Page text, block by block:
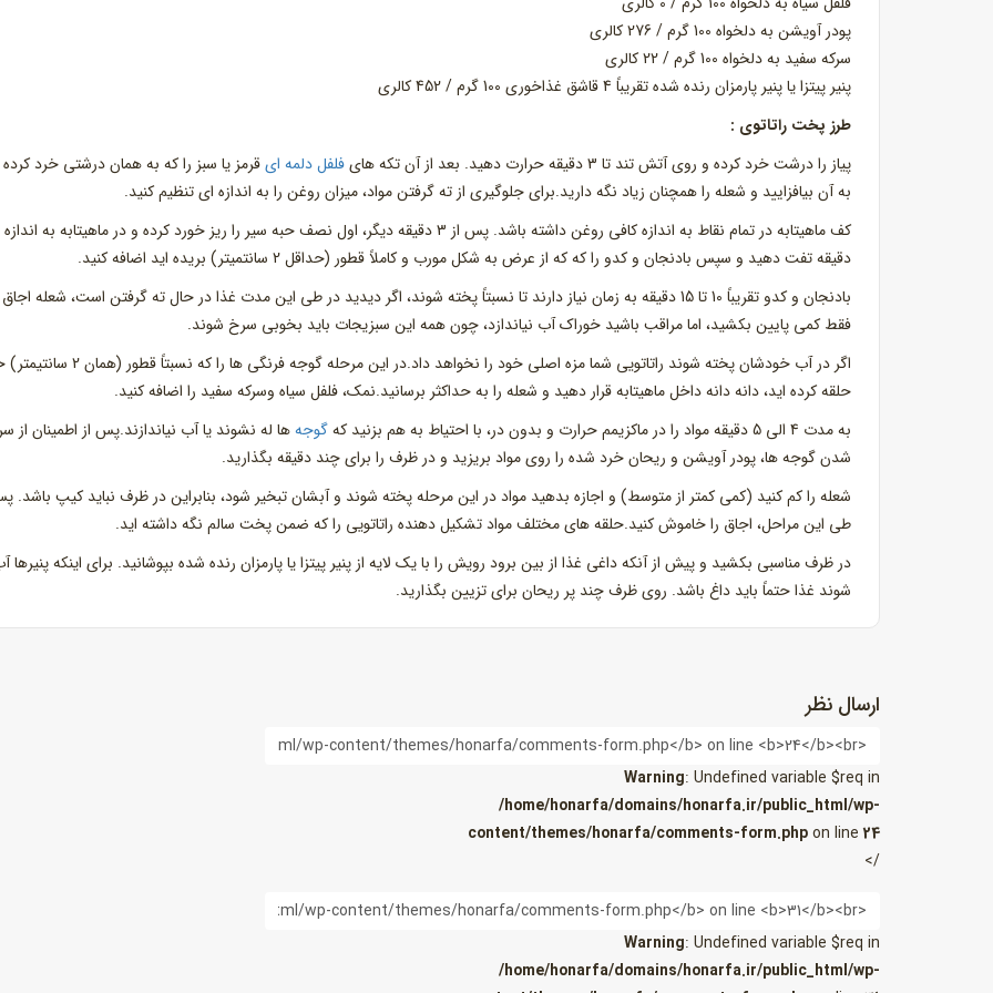
پودر آویشن به دلخواه 100 گرم / 276 کالری
سرکه سفید به دلخواه 100 گرم / 22 کالری
پنیر پیتزا یا پنیر پارمزان رنده شده تقریباً 4 قاشق غذاخوری 100 گرم / 452 کالری
طرز پخت راتاتوی :
پیاز را درشت خرد کرده و روی آتش تند تا 3 دقیقه حرارت دهید. بعد از آن تکه های
فلفل دلمه ایقرمز یا سبز را که به همان درشتی خرد کرده
به آن بیافزایید و شعله را همچنان زیاد نگه دارید.برای جلوگیری از ته گرفتن مواد، میزان روغن را به اندازه ای تنظیم کنید.
دقیقه تفت دهید و سپس بادنجان و کدو را که که از عرض به شکل مورب و کاملاً قطور (حداقل 2 سانتمیتر) بریده اید اضافه کنید.
بادنجان و کدو تقریباً 10 تا 15 دقیقه به زمان نیاز دارند تا نسبتاً پخته شوند، اگر دیدید در طی این مدت غذا در حال ته گرفتن است، شعله
فقط کمی پایین بکشید، اما مراقب باشید خوراک آب نیاندازد، چون همه این سبزیجات باید بخوبی سرخ شوند.
اگر در آب خودشان پخته شوند راتاتویی شما مزه اصلی خود را نخواهد داد.در این مرحله گوجه
حلقه کرده اید، دانه دانه داخل ماهیتابه قرار دهید و شعله را به حداکثر برسانید.نمک، فلفل سیاه وسرکه سفید را اضافه کنید.
به مدت 4 الی 5 دقیقه مواد را در ماکزیمم حرارت و بدون در، با احتیاط به هم بزنید که
گوجهها له نشوند یا آب نیاندازند.پس از اطمینان از
شدن گوجه ها، پودر آویشن و ریحان خرد شده را روی مواد بریزید و در ظرف را برای چند دقیقه بگذارید.
شعله را کم کنید (کمی کمتر از متوسط) و اجازه بدهید مواد در این مرحله پخته شوند و آبشان تبخیر شود، بنابراین در ظرف نباید کیپ باشد.
طی این مراحل، اجاق را خاموش کنید.حلقه های مختلف مواد تشکیل دهنده راتاتویی را که ضمن پخت سالم نگه داشته اید.
در ظرف مناسبی بکشید و پیش از آنکه داغی غذا از بین برود رویش را با یک لایه از پنیر پیتزا یا پارمزان رنده شده بپوشانید. برای اینکه پنیرها
شوند غذا حتماً باید داغ باشد. روی ظرف چند پر ریحان برای تزیین بگذارید.
ارسال نظر
Warning: Undefined variable $req in
/home/honarfa/domains/honarfa.ir/public_html/wp-
content/themes/honarfa/comments-form.phpon line24
/>
ایمیل
Warning: Undefined variable $req in
/home/honarfa/domains/honarfa.ir/public_html/wp-